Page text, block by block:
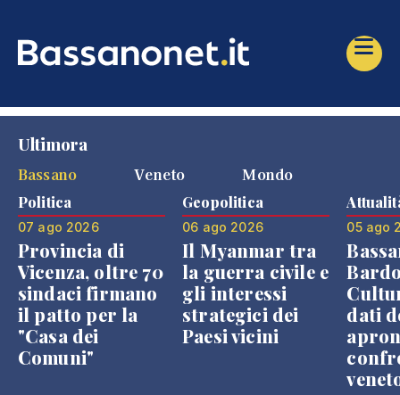
Ultimora
Bassano
Veneto Mondo
Politica
07 ago 2026
Provincia di
Vicenza, oltre 70
sindaci firmano
il patto per la
"Casa dei
Comuni"
Geopolitica
06 ago 2026
Il Myanmar tra
la guerra civile e
gli interessi
strategici dei
Paesi vicini
05 ago
dati